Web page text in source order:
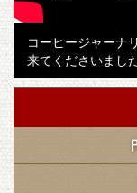
コーヒージャーナ
来てくださいました